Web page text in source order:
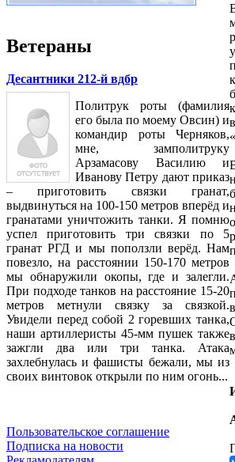
Ветераны
Десантники 212-й вдбр
Политрук роты (фамилия
его была по моему Овсин) и
командир роты Черняков,
мне, замполитруку
Арзамасову Василию и
Иванову Петру дают приказ
– приготовить связки гранат,
выдвинуться на 100-150 метров вперёд и
гранатами уничтожить танки. Я помню
успел приготовить три связки по 5
гранат РГД и мы поползли верёд. Нам
повезло, на расстоянии 150-170 метров
мы обнаружили окопы, где и залегли.
При подходе танков на расстояние 15-20
метров метнули связку за связкой.
Увидели перед собой 2 горевших танка,
наши артиллеристы 45-мм пушек также
зажгли два или три танка. Атака
захлебнулась и фашисты бежали, мы из
своих винтовок открыли по ним огонь...
Пользовательское соглашение
Подписка на новости